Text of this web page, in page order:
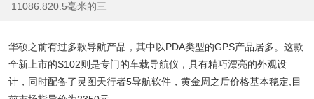
11086.820.5毫米的三
华硕之前有过多款导航产品，其中以PDA类型的GPS产品居多。这款
全新上市的S102则是专门的车载导航仪，具有精巧漂亮的外观设
计，同时配备了灵图天行者5导航软件，黄金周之后价格基本稳定,目